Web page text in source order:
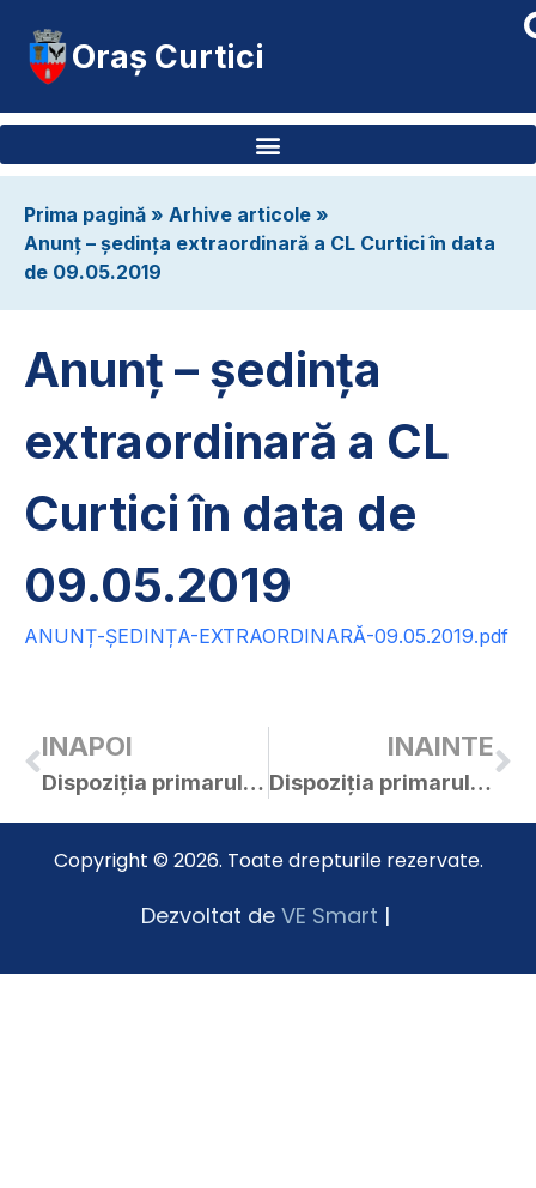
Oraș Curtici
Prima pagină » Arhive articole »
Anunț – ședința extraordinară a CL Curtici în data
de 09.05.2019
Anunț – ședința
extraordinară a CL
Curtici în data de
09.05.2019
ANUNȚ-ȘEDINȚA-EXTRAORDINARĂ-09.05.2019.pdf
INAPOI
Dispoziția primarului orașului Curtici nr. 230 / 23.04.2019 privind delimitarea și numerotarea secțiilor de votare pe raza UAT oraș Curtici
INAINTE
Dispoziția primarului orașului Curtici nr. 247 / 07.05.2019 privind convocare C.L. Curtici în ședință extraordinară în data de 09.05.2019
Copyright © 2026. Toate drepturile rezervate.
Dezvoltat de VE Smart |